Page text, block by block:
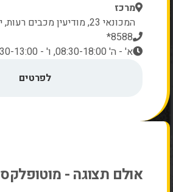
מרכז
המכונאי 23, מודיעין מכבים רעות, ישראל
8588*
א' - ה' 08:30-18:00, ו' - 08:30-13:00
לפרטים
אולם תצוגה - מוטופלקס